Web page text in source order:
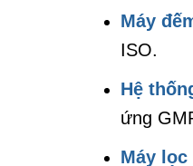
Máy
ISO.
Hệ
ứng
Máy lọc